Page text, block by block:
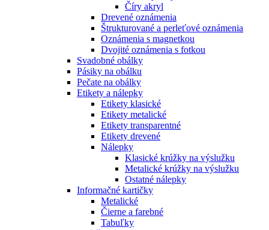
Číry akryl
Drevené oznámenia
Štrukturované a perleťové oznámenia
Oznámenia s magnetkou
Dvojité oznámenia s fotkou
Svadobné obálky
Pásiky na obálku
Pečate na obálky
Etikety a nálepky
Etikety klasické
Etikety metalické
Etikety transparentné
Etikety drevené
Nálepky
Klasické krúžky na výslužku
Metalické krúžky na výslužku
Ostatné nálepky
Informačné kartičky
Metalické
Čierne a farebné
Tabuľky